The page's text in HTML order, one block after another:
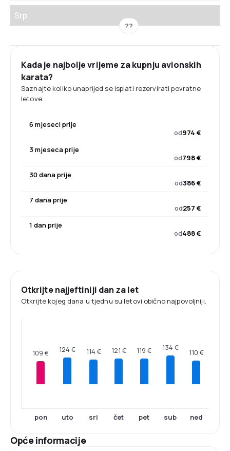
Srp
??
Kada je najbolje vrijeme za kupnju avionskih
karata?
Saznajte koliko unaprijed se isplati rezervirati povratne
letove.
6 mjeseci prije
od974 €
3 mjeseca prije
od798 €
30 dana prije
od386 €
7 dana prije
od257 €
1 dan prije
od488 €
Otkrijte najjeftiniji dan za let
Otkrijte kojeg dana u tjednu su letovi obično najpovoljniji.
109 €
pon
124 €
uto
114 €
sri
121 €
čet
119 €
pet
134 €
sub
110 €
ned
Opće informacije